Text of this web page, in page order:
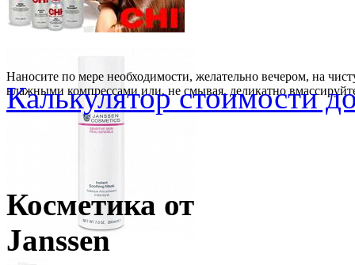
Наносите по мере необходимости, желательно вечером, на
влажными компрессами или, не смывая, деликатно
Калькулятор стоимости
Косметика от
Janssen